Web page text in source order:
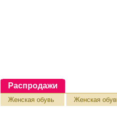
Распродажи
Женская обувь Женская